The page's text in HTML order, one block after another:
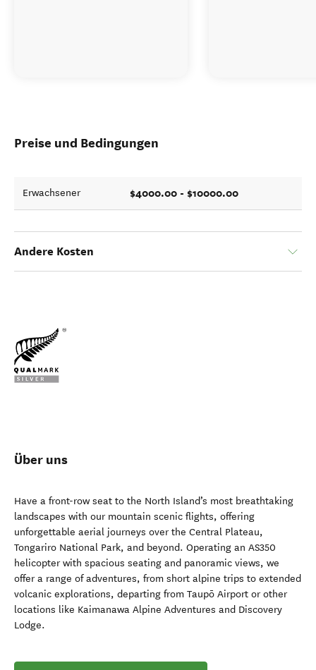
Preise und Bedingungen
Erwachsener $4000.00 - $10000.00
Andere Kosten
Über uns
Have a front-row seat to the North Island’s most breathtaking
landscapes with our mountain scenic flights, offering
unforgettable aerial journeys over the Central Plateau,
Tongariro National Park, and beyond. Operating an AS350
helicopter with spacious seating and panoramic views, we
offer a range of adventures, from short alpine trips to extended
volcanic explorations, departing from Taupō Airport or other
locations like Kaimanawa Alpine Adventures and Discovery
Lodge.